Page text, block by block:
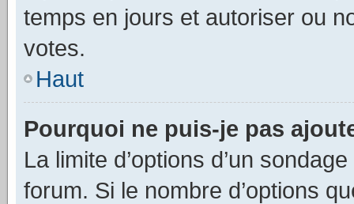
temps en jours et autoriser ou
votes.
Haut
Pourquoi ne puis-je pas
La limite d’options d’un
forum. Si le nombre d’options